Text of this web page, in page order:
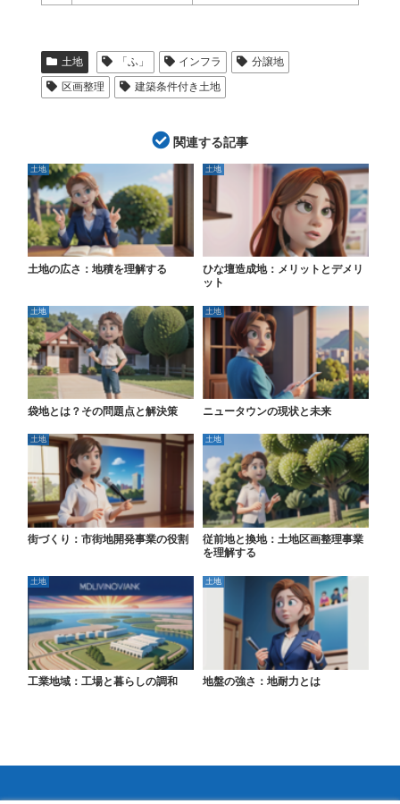
土地 「ふ」 インフラ
分譲地
区画整理
建築条件付き土地
関連する記事
土地
土地の広さ：地積を理解する
土地
ひな壇造成地：メリットとデメリ
ット
土地
袋地とは？その問題点と解決策
土地
ニュータウンの現状と未来
土地
街づくり：市街地開発事業の役割
土地
従前地と換地：土地区画整理事業
を理解する
土地
工業地域：工場と暮らしの調和
土地
地盤の強さ：地耐力とは